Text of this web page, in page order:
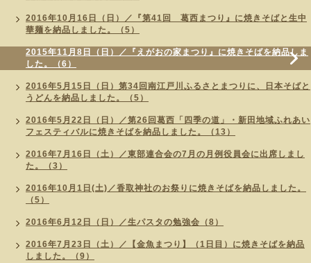
2016年10月16日（日）／『第41回 葛西まつり』に焼きそばと生中
華麺を納品しました。（5）
2015年11月8日（日）／『えがおの家まつり』に焼きそばを納品しま
した。（6）
2016年5月15日（日）第34回南江戸川ふるさとまつりに、日本そばと
うどんを納品しました。（5）
2016年5月22日（日）／第26回葛西「四季の道」・新田地域ふれあい
フェスティバルに焼きそばを納品しました。（13）
2016年7月16日（土）／東部連合会の7月の月例役員会に出席しまし
た。（3）
2016年10月1日(土)／香取神社のお祭りに焼きそばを納品しました。
（5）
2016年6月12日（日）／生パスタの勉強会（8）
2016年7月23日（土）／【金魚まつり】（1日目）に焼きそばを納品
しました。（9）